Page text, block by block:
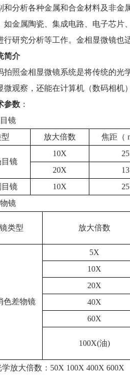
和分析各种金属和合金材料及非金
如金属陶瓷、集成电路、电子芯片
行研究分析等工作。金相显微镜也
简介
金相显微镜系统是将传统的光学
微观察，还能在计算机（数码相机
参数 ：
镜
放大倍数 焦距（
镜
10X 25
20X
13
镜
10X 25
镜
类型 放大倍数
色差物镜
5X
10X
20X
40X
60X
100X(油)
大倍数：50X 100X 400X 600X